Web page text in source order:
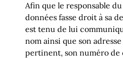
Afin que le responsable
données fasse droit à sa
est tenu de lui
nom ainsi que son
pertinent, son numéro de